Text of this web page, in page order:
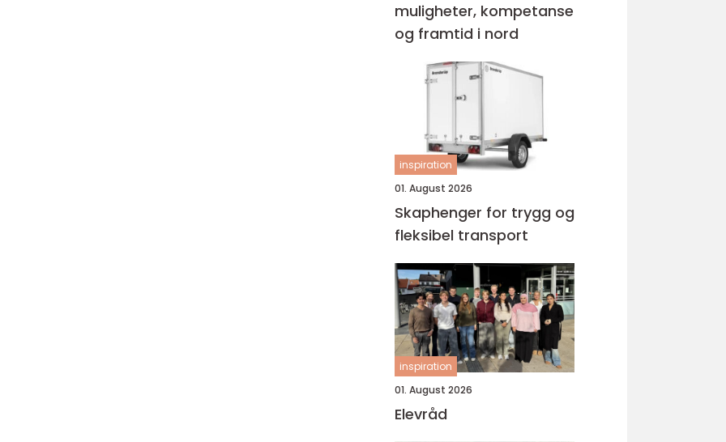
muligheter, kompetanse
og framtid i nord
inspiration
01. August 2026
Skaphenger for trygg og
fleksibel transport
inspiration
01. August 2026
Elevråd